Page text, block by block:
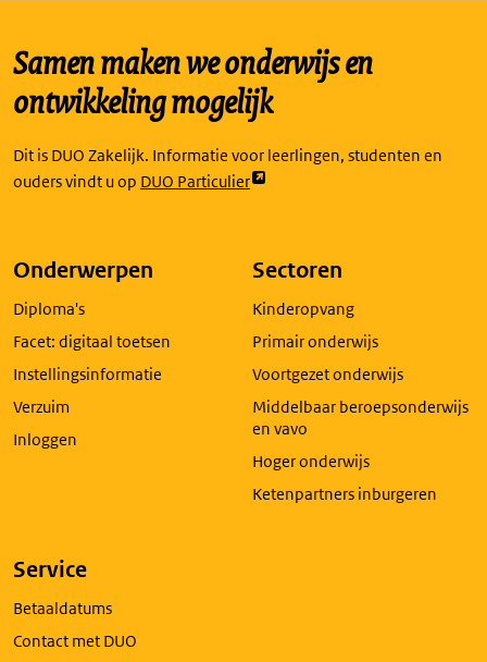
Samen maken we onderwijs en
ontwikkeling mogelijk
Dit is DUO Zakelijk. Informatie voor leerlingen, studenten en
ouders vindt u op DUO Particulier
Link
in
nieuw
tabblad
Onderwerpen
Diploma's
Facet: digitaal toetsen
Instellingsinformatie
Verzuim
Inloggen
Sectoren
Kinderopvang
Primair onderwijs
Voortgezet onderwijs
Middelbaar beroepsonderwijs
en vavo
Hoger onderwijs
Ketenpartners inburgeren
Service
Betaaldatums
Contact met DUO